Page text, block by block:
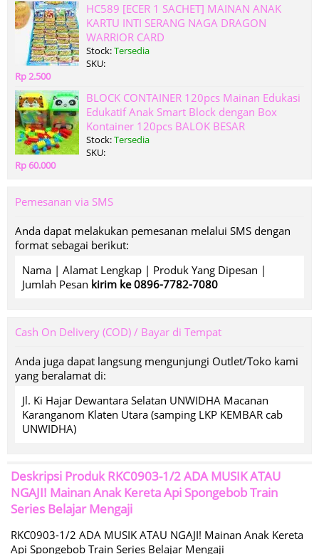
HC589 [ECER 1 SACHET] MAINAN ANAK
KARTU INTI SERANG NAGA DRAGON
WARRIOR CARD
Stock:Tersedia
SKU:
Rp 2.500
BLOCK CONTAINER 120pcs Mainan Edukasi
Edukatif Anak Smart Block dengan Box
Kontainer 120pcs BALOK BESAR
Stock:Tersedia
SKU:
Rp 60.000
Pemesanan via SMS
Anda dapat melakukan pemesanan melalui SMS dengan
format sebagai berikut:
Nama | Alamat Lengkap | Produk Yang Dipesan |
Jumlah Pesan kirim ke 0896-7782-7080
Cash On Delivery (COD) / Bayar di Tempat
Anda juga dapat langsung mengunjungi Outlet/Toko kami
yang beralamat di:
Jl. Ki Hajar Dewantara Selatan UNWIDHA Macanan
Karanganom Klaten Utara (samping LKP KEMBAR cab
UNWIDHA)
Deskripsi ProdukRKC0903-1/2 ADA MUSIK ATAU
NGAJI! Mainan Anak Kereta Api Spongebob Train
Series Belajar Mengaji
RKC0903-1/2 ADA MUSIK ATAU NGAJI! Mainan Anak Kereta
Api Spongebob Train Series Belajar Mengaji